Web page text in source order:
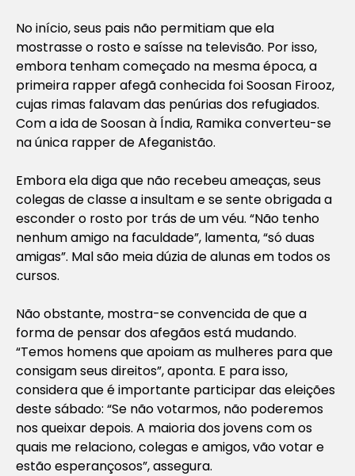
No início, seus pais não permitiam que ela
mostrasse o rosto e saísse na televisão. Por isso,
embora tenham começado na mesma época, a
primeira rapper afegã conhecida foi Soosan Firooz,
cujas rimas falavam das penúrias dos refugiados.
Com a ida de Soosan à Índia, Ramika converteu-se
na única rapper de Afeganistão.
Embora ela diga que não recebeu ameaças, seus
colegas de classe a insultam e se sente obrigada a
esconder o rosto por trás de um véu. “Não tenho
nenhum amigo na faculdade”, lamenta, “só duas
amigas”. Mal são meia dúzia de alunas em todos os
cursos.
Não obstante, mostra-se convencida de que a
forma de pensar dos afegãos está mudando.
“Temos homens que apoiam as mulheres para que
consigam seus direitos”, aponta. E para isso,
considera que é importante participar das eleições
deste sábado: “Se não votarmos, não poderemos
nos queixar depois. A maioria dos jovens com os
quais me relaciono, colegas e amigos, vão votar e
estão esperançosos”, assegura.